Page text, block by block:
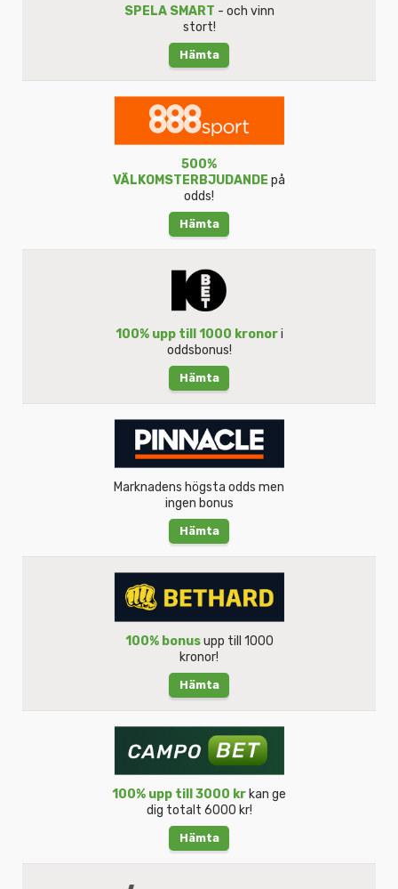
SPELA SMART - och vinn
stort!
Hämta
500%
VÄLKOMSTERBJUDANDE på
odds!
Hämta
100% upp till 1000 kronori
oddsbonus!
Hämta
Marknadens högsta odds men
ingen bonus
Hämta
100% bonusupp till 1000
kronor!
Hämta
100% upp till 3000 kr kan ge
dig totalt 6000 kr!
Hämta